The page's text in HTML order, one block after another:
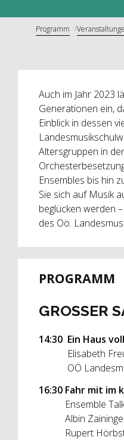
Programm
Auch im Jahr 2023
Generationen ein,
Einblick in dessen
Altersgruppen in
Ensembles bis hin
Sie sich auf Musik
beglücken werden
des Oö.
PROGRAMM
GROSSER
14:30 Ein Haus
Elisabeth
OÖ
16:30 Fahr mit
Ensemble
Albin Zaininger,
Rupert Hörbst |